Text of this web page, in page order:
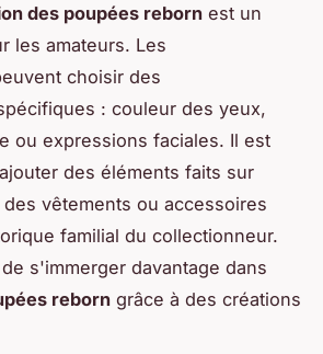
des poupées reborn est un
les amateurs. Les
choisir des
: couleur des yeux,
ou expressions faciales. Il est
des éléments faits sur
vêtements ou accessoires
familial du collectionneur.
s'immerger davantage dans
reborn grâce à des créations